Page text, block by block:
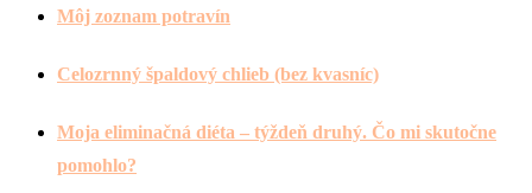
Môj zoznam potravín
Celozrnný špaldový chlieb (bez kvasníc)
Moja eliminačná diéta – týždeň druhý. Čo mi skutočne
pomohlo?